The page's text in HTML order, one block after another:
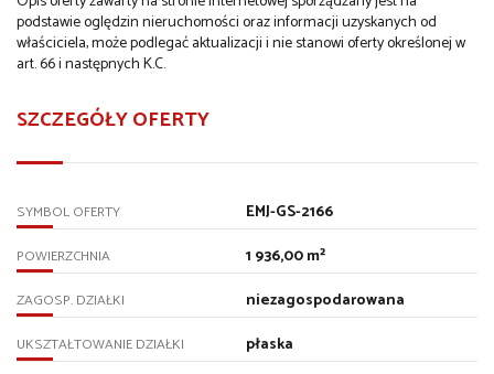
podstawie oględzin nieruchomości oraz informacji uzyskanych od
właściciela, może podlegać aktualizacji i nie stanowi oferty określonej w
art. 66 i następnych K.C.
SZCZEGÓŁY OFERTY
SYMBOL OFERTY EMJ-GS-2166
POWIERZCHNIA 1 936,00 m²
ZAGOSP. DZIAŁKI niezagospodarowana
UKSZTAŁTOWANIE DZIAŁKI płaska